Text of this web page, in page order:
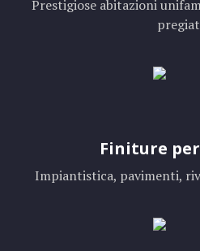
Prestigiose abitazioni
Finiture
Impiantistica, pavimenti,